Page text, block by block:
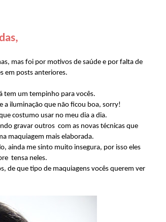
mas foi por motivos de saúde e por falta de
em posts anteriores.
tem um tempinho para vocês.
a iluminação que não ficou boa, sorry!
costumo usar no meu dia a dia.
gravar outros com as novas técnicas que
maquiagem mais elaborada.
ainda me sinto muito insegura, por isso eles
tensa neles.
de que tipo de maquiagens vocês querem ver